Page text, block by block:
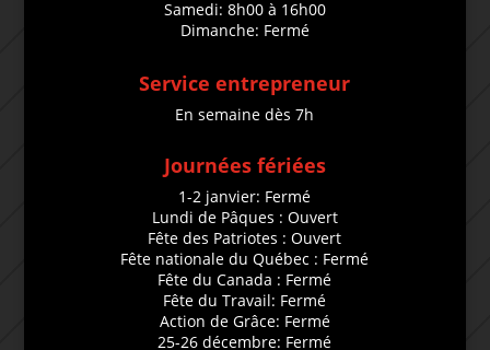
Samedi: 8h00 à 16h00
Dimanche: Fermé
Service entrepreneur
En semaine dès 7h
Journées fériées
1-2 janvier: Fermé
Lundi de Pâques : Ouvert
Fête des Patriotes : Ouvert
Fête nationale du Québec : Fermé
Fête du Canada : Fermé
Fête du Travail: Fermé
Action de Grâce: Fermé
25-26 décembre: Fermé